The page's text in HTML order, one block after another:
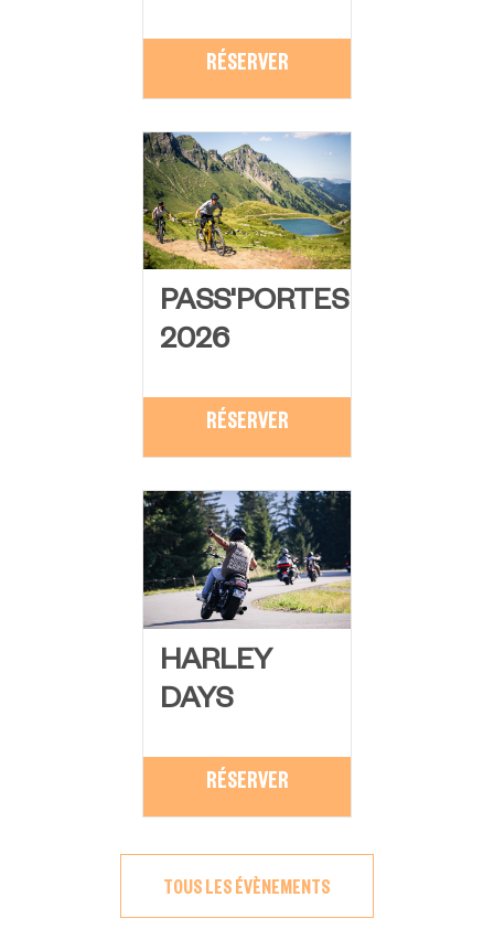
RÉSERVER
PASS'PORTES
2026
RÉSERVER
HARLEY
DAYS
RÉSERVER
TOUS LES ÉVÈNEMENTS